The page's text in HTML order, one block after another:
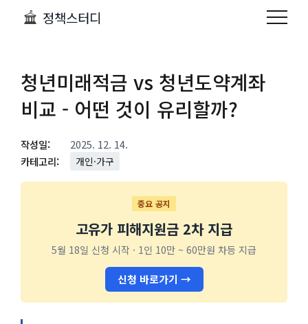
정책스터디
청년미래적금 vs 청년도약계좌
비교 - 어떤 것이 유리할까?
작성일:
2025. 12. 14.
카테고리:
개인·가구
중요 공지
고유가 피해지원금 2차 지급
5월 18일 신청 시작 · 1인 10만 ~ 60만원 차등 지급
신청 바로가기 →